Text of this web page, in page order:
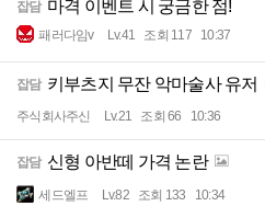
잡담 마격 이벤트 시 궁금한 점!
패러다임v Lv.41 조회 117 10:37
잡담 키부츠지 무잔 악마술사 유저
주식회사주신 Lv.21 조회 66 10:36
잡담 신형 아반떼 가격 논란
세드엘프 Lv.82 조회 133 10:34